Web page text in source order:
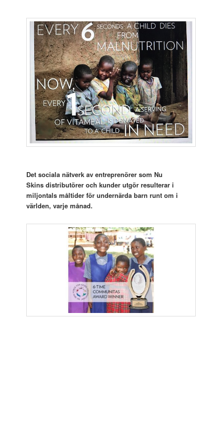
Det sociala nätverk av entreprenörer som Nu
Skins distributörer och kunder utgör resulterar i
miljontals måltider för undernärda barn runt om i
världen, varje månad.